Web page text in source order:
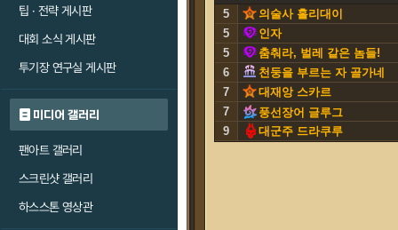
팁 · 전략 게시판
대회 소식 게시판
투기장 연구실 게시판
미디어 갤러리
팬아트 갤러리
스크린샷 갤러리
하스스톤 영상관
5
의술사 홀리대이
5
인자
5
춤춰라, 벌레 같은 놈들!
6
천둥을 부르는 자 골가네
스
7
대재앙 스카르
7
풍선장어 글루그
9
대군주 드라쿠루